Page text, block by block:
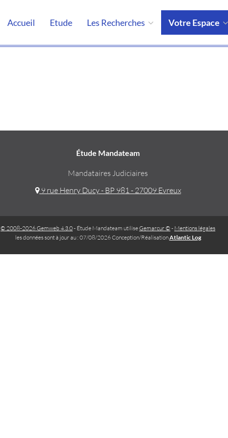
Accueil Etude Les Recherches Votre Espace
Étude Mandateam
Mandataires Judiciaires
9 rue Henry Ducy - BP 981 - 27009 Evreux
© 2008-2026 Gemweb 4.3.0- Étude Mandateam utiliseGemarcur © - Mentions légales
les données sont à jour au : 07/08/2026 Conception/RéalisationAtlantic Log